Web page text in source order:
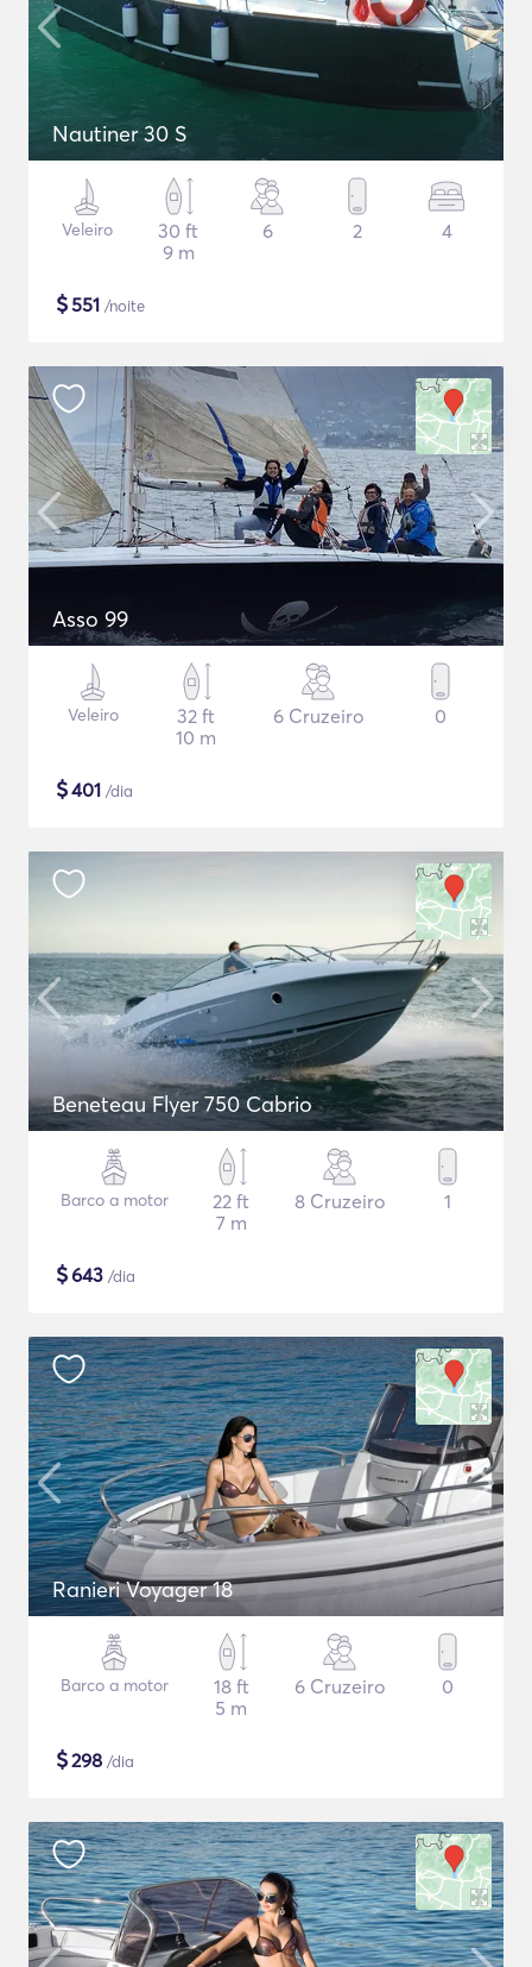
Nautiner 30 S
Veleiro
30 ft
9 m
6 2 4
$551 /noite
Asso 99
Veleiro
32 ft
10 m
6 Cruzeiro 0
$401 /dia
Beneteau Flyer 750 Cabrio
Barco a motor
22 ft
7 m
8 Cruzeiro 1
$643 /dia
Ranieri Voyager 18
Barco a motor
18 ft
5 m
6 Cruzeiro 0
$298 /dia